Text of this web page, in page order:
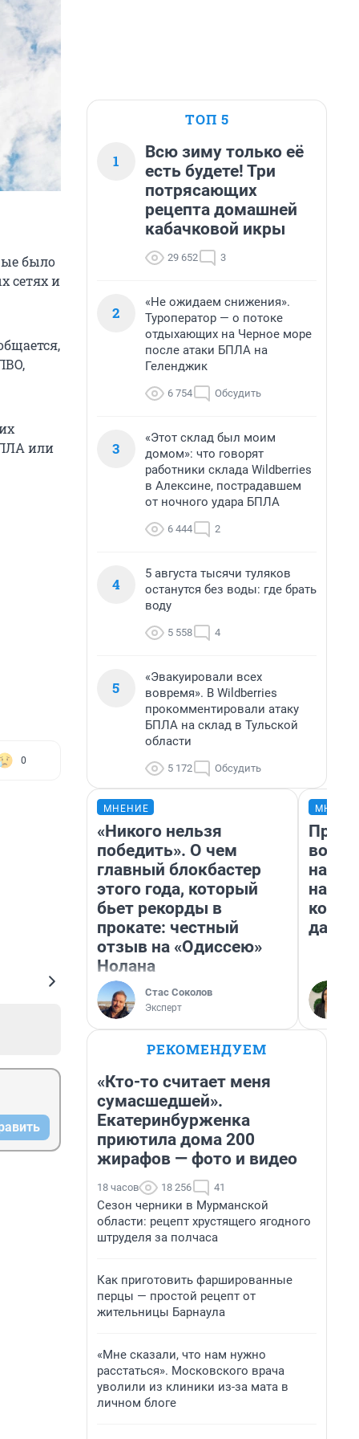
было
сетях и
или
0
ТОП 5
1
Всю зиму только её
есть будете! Три
потрясающих
рецепта домашней
кабачковой икры
29 652 3
2
«Не ожидаем снижения».
Туроператор — о потоке
отдыхающих на Черное море
после атаки БПЛА на
Геленджик
6 754 Обсудить
3
«Этот склад был моим
домом»: что говорят
работники склада Wildberries
в Алексине, пострадавшем
от ночного удара БПЛА
6 444 2
4
5 августа тысячи туляков
останутся без воды: где брать
воду
5 558 4
5
«Эвакуировали всех
вовремя». В Wildberries
прокомментировали атаку
БПЛА на склад в Тульской
области
5 172 Обсудить
МНЕНИЕ
«Никого нельзя
победить». О чем
главный блокбастер
этого года, который
бьет рекорды в
прокате: честный
отзыв на «Одиссею»
Нолана
Стас Соколов
Эксперт
нам
даже
РЕКОМЕНДУЕМ
«Кто-то считает меня
сумасшедшей».
Екатеринбурженка
приютила дома 200
жирафов — фото и видео
18 часов 18 256 41
Сезон черники в Мурманской
области: рецепт хрустящего ягодного
штруделя за полчаса
Как приготовить фаршированные
перцы — простой рецепт от
жительницы Барнаула
«Мне сказали, что нам нужно
расстаться». Московского врача
уволили из клиники из-за мата в
личном блоге